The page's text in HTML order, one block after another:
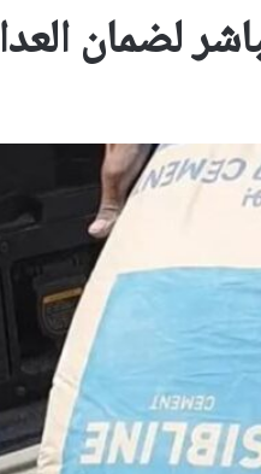
لضمان